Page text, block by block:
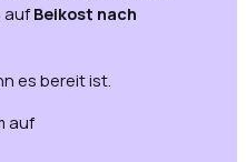
aufBeikost nach
es bereit ist.
auf